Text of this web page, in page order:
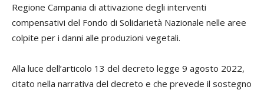
Regione Campania di attivazione degli interventi
compensativi del Fondo di Solidarietà Nazionale nelle aree
colpite per i danni alle produzioni vegetali.
Alla luce dell’articolo 13 del decreto legge 9 agosto 2022,
citato nella narrativa del decreto e che prevede il sostegno